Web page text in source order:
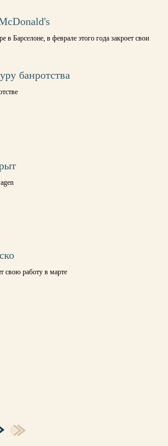
Барселоне, в феврале этого года закроет свои
банротства
свою работу в марте